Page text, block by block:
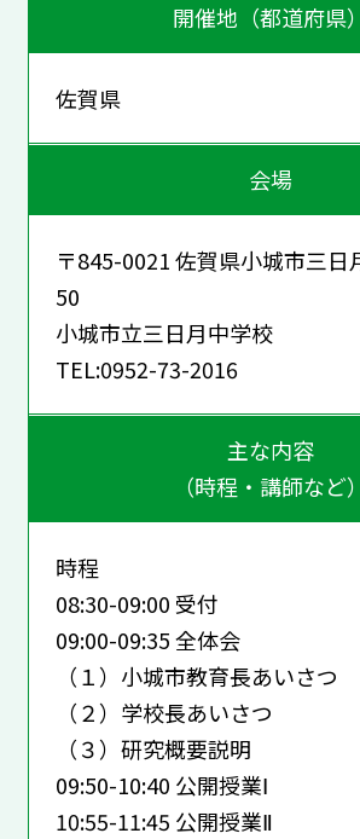
開催地（都道府県）
佐賀県
会場
〒845-0021 佐賀県小城市三日
50
小城市立三日月中学校
TEL:0952-73-2016
主な内容
（時程・講師など）
時程
08:30-09:00 受付
09:00-09:35 全体会
（１）小城市教育長あいさつ
（２）学校長あいさつ
（３）研究概要説明
09:50-10:40 公開授業Ⅰ
10:55-11:45 公開授業Ⅱ